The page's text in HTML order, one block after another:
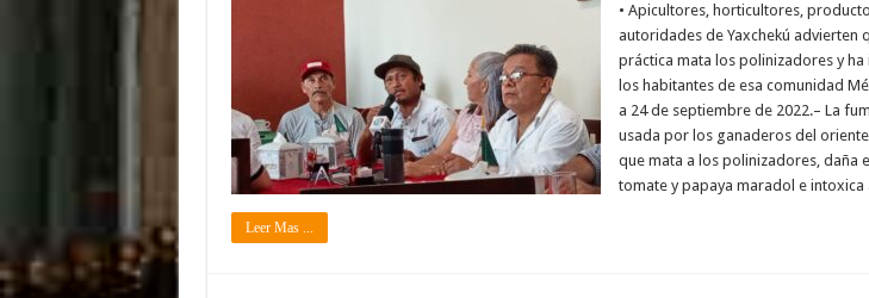
• Apicultores, horticultores,
autoridades de Yaxchekú advierten
práctica mata los polinizadores y ha
los habitantes de esa comunidad
a 24 de septiembre de 2022.– La
usada por los ganaderos del oriente
que mata a los polinizadores, daña
tomate y papaya maradol e
Leer Mas ...